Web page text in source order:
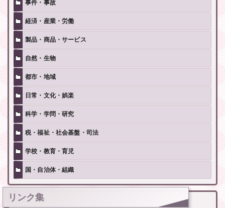
事件・事故
経済・産業・労働
製品・商品・サービス
自然・生物
都市・地域
日常・文化・娯楽
科学・学問・研究
税・福祉・社会基盤・司法
学校・教育・育児
国・自治体・組織
リンク集